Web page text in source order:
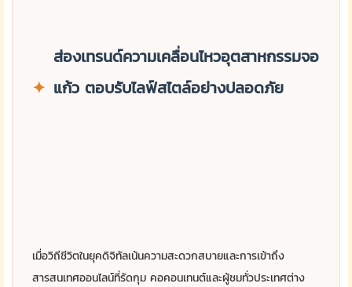
✦
ส่องเทรนด์ความเคลื่อนไหวอุตสาหกรรมจอ
แก้ว ตอบรับไลฟ์สไตล์อย่างปลอดภัย
เมื่อวิถีชีวิตในยุคดิจิทัลเน้นความสะดวกสบายและการเข้าถึง
สารสนเทศออนไลน์ที่รัดกุม คอคอนเทนต์และผู้ชมทั่วประเทศต่าง